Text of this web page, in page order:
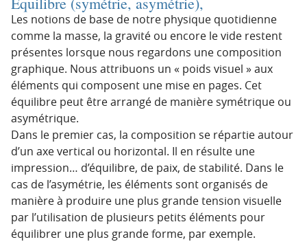
Les notions de base de notre physique quotidienne
comme la masse, la gravité ou encore le vide restent
présentes lorsque nous regardons une composition
graphique. Nous attribuons un « poids visuel » aux
éléments qui composent une mise en pages. Cet
équilibre peut être arrangé de manière symétrique ou
asymétrique.
Dans le premier cas, la composition se répartie autour
d’un axe vertical ou horizontal. Il en résulte une
impression… d’équilibre, de paix, de stabilité. Dans le
cas de l’asymétrie, les éléments sont organisés de
manière à produire une plus grande tension visuelle
par l’utilisation de plusieurs petits éléments pour
équilibrer une plus grande forme, par exemple.